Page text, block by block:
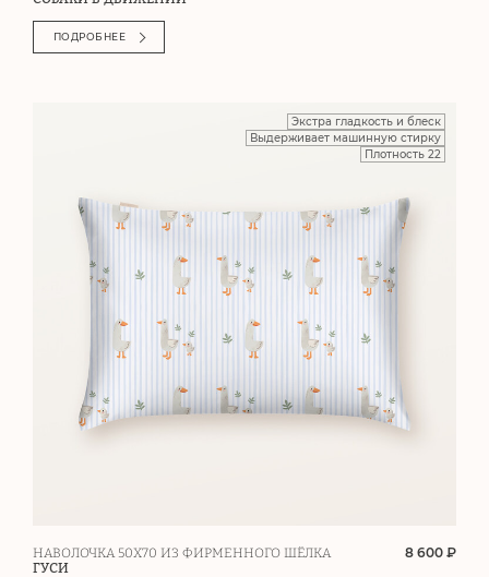
ПОДРОБНЕЕ
Экстра гладкость и блеск
Выдерживает машинную стирку
Плотность 22
НАВОЛОЧКА 50Х70 ИЗ ФИРМЕННОГО ШЁЛКА
ГУСИ
8 600 ₽